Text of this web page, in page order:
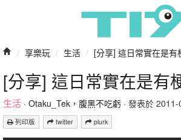
/ 享樂玩 / 生活 / [分享] 這日常實在是有
[分享] 這日常實在是有
生活 · Otaku_Tek，腹黑不吃虧 · 發表於 2011-
列印版 twitter plurk